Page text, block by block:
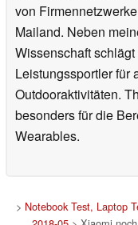
von
Mailand. Neben
Wissenschaft
Leistungssportler für
Outdooraktivitäten.
besonders für die
Wearables.
> Notebook Test, Laptop